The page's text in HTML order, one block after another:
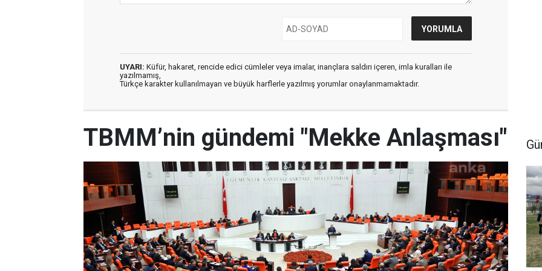
UYARI: Küfür, hakaret, rencide edici cümleler veya imalar, inançlara saldırı içeren, imla kuralları ile
yazılmamış,
Türkçe karakter kullanılmayan ve büyük harflerle yazılmış yorumlar onaylanmamaktadır.
TBMM’nin gündemi "Mekke Anlaşması"